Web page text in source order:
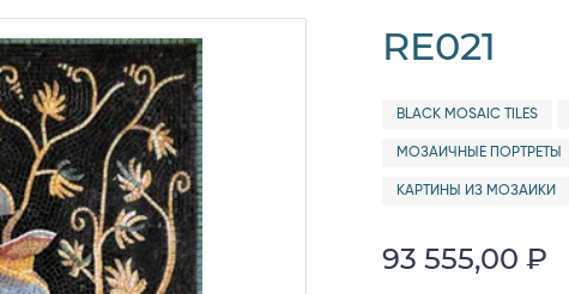
RE021
BLACK MOSAIC TILES
МОЗАИЧНЫЕ ПОРТРЕТЫ
КАРТИНЫ ИЗ МОЗАИКИ
93 555,00 ₽